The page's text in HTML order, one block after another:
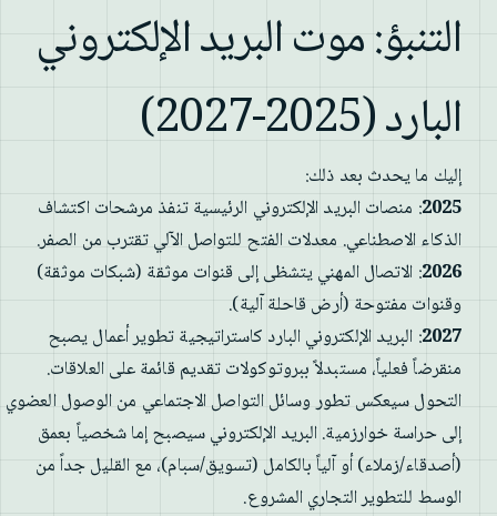
التنبؤ: موت البريد الإلكتروني
البارد (2025-2027)
إليك ما يحدث بعد ذلك:
2025: منصات البريد الإلكتروني الرئيسية تنفذ مرشحات اكتشاف
الذكاء الاصطناعي. معدلات الفتح للتواصل الآلي تقترب من الصفر.
2026: الاتصال المهني يتشظى إلى قنوات موثقة (شبكات موثقة)
وقنوات مفتوحة (أرض قاحلة آلية).
2027: البريد الإلكتروني البارد كاستراتيجية تطوير أعمال يصبح
منقرضاً فعلياً، مستبدلاً ببروتوكولات تقديم قائمة على العلاقات.
التحول سيعكس تطور وسائل التواصل الاجتماعي من الوصول العضوي
إلى حراسة خوارزمية. البريد الإلكتروني سيصبح إما شخصياً بعمق
(أصدقاء/زملاء) أو آلياً بالكامل (تسويق/سبام)، مع القليل جداً من
الوسط للتطوير التجاري المشروع.